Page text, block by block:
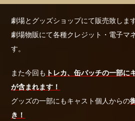
劇場とグッズショップにて販売致します
劇場物販にて各種クレジット・電子マ
す。
また今回も トレカ、缶バッチの一部に
が含まれます！
グッズの一部にもキャスト個人からの
き！